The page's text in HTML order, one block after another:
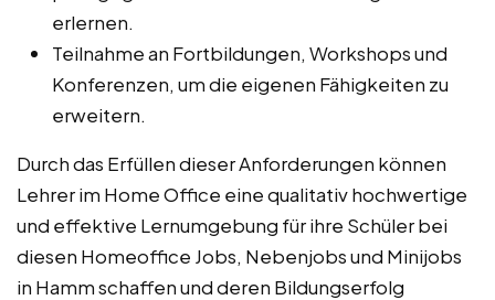
erlernen.
Teilnahme an Fortbildungen, Workshops und
Konferenzen, um die eigenen Fähigkeiten zu
erweitern.
Durch das Erfüllen dieser Anforderungen können
Lehrer im Home Office eine qualitativ hochwertige
und effektive Lernumgebung für ihre Schüler bei
diesen Homeoffice Jobs, Nebenjobs und Minijobs
in Hamm schaffen und deren Bildungserfolg